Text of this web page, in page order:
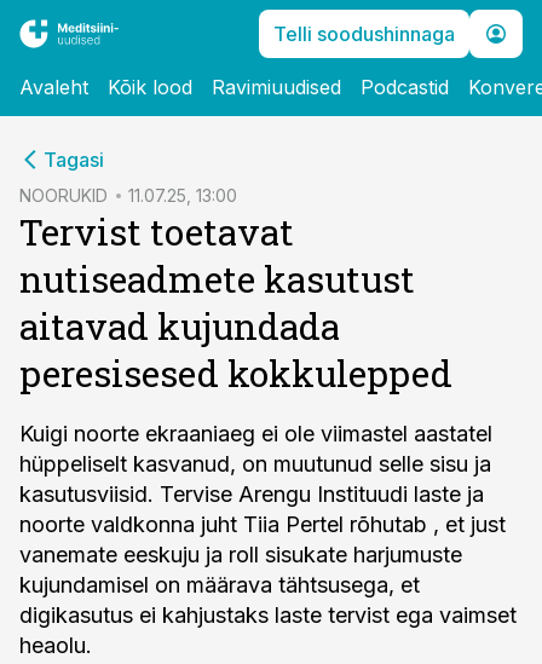
Telli soodushinnaga
Avaleht Kõik lood Ravimiuudised Podcastid
Tagasi
NOORUKID 11.07.25, 13:00
Tervist toetavat
nutiseadmete kasutust
aitavad kujundada
peresisesed kokkulepped
Kuigi noorte ekraaniaeg ei ole viimastel aastatel
hüppeliselt kasvanud, on muutunud selle sisu ja
kasutusviisid. Tervise Arengu Instituudi laste ja
noorte valdkonna juht Tiia Pertel rõhutab , et just
vanemate eeskuju ja roll sisukate harjumuste
kujundamisel on määrava tähtsusega, et
digikasutus ei kahjustaks laste tervist ega vaimset
heaolu.